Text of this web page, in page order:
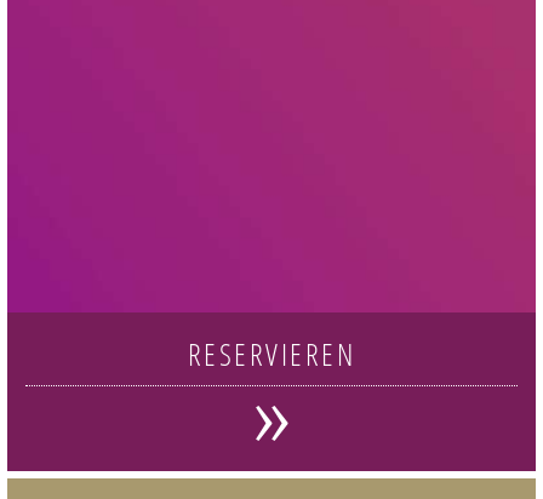
RESERVIEREN
»